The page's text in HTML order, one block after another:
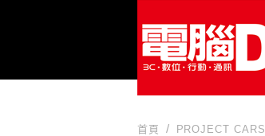
首頁 PROJECT CARS